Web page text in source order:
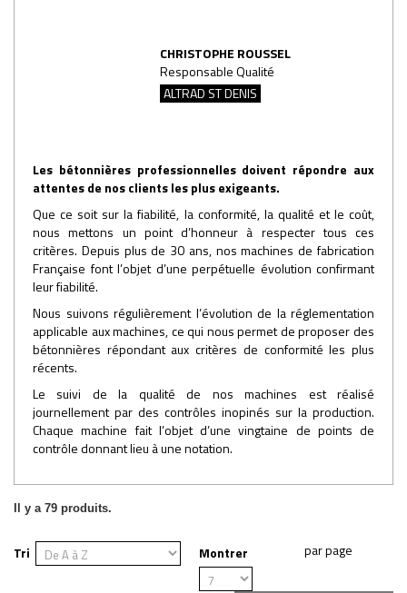
CHRISTOPHE ROUSSEL
Responsable Qualité
ALTRAD ST DENIS
Les bétonnières professionnelles doivent répondre aux
attentes de nos clients les plus exigeants.
Que ce soit sur la fiabilité, la conformité, la qualité et le coût,
nous mettons un point d’honneur à respecter tous ces
critères. Depuis plus de 30 ans, nos machines de fabrication
Française font l’objet d’une perpétuelle évolution confirmant
leur fiabilité.
Nous suivons régulièrement l’évolution de la réglementation
applicable aux machines, ce qui nous permet de proposer des
bétonnières répondant aux critères de conformité les plus
récents.
Le suivi de la qualité de nos machines est réalisé
journellement par des contrôles inopinés sur la production.
Chaque machine fait l’objet d’une vingtaine de points de
contrôle donnant lieu à une notation.
Il y a 79 produits.
Tri Montrer